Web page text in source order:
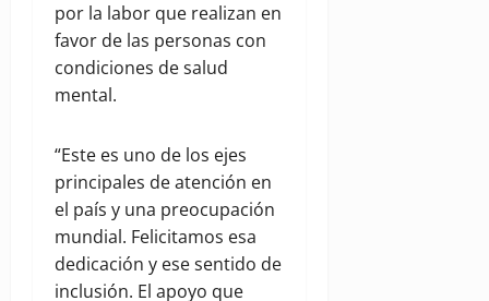
por la labor que realizan en
favor de las personas con
condiciones de salud
mental.
“Este es uno de los ejes
principales de atención en
el país y una preocupación
mundial. Felicitamos esa
dedicación y ese sentido de
inclusión. El apoyo que